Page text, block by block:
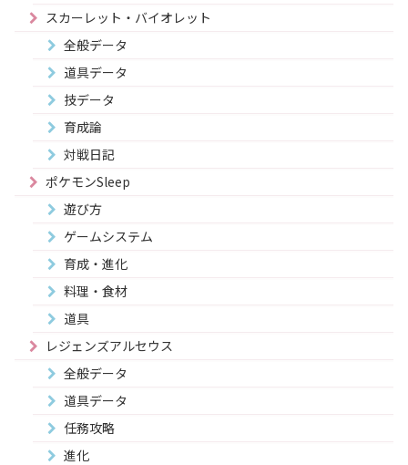
スカーレット・バイオレット
全般データ
道具データ
技データ
育成論
対戦日記
ポケモンSleep
遊び方
ゲームシステム
育成・進化
料理・食材
道具
レジェンズアルセウス
全般データ
道具データ
任務攻略
進化